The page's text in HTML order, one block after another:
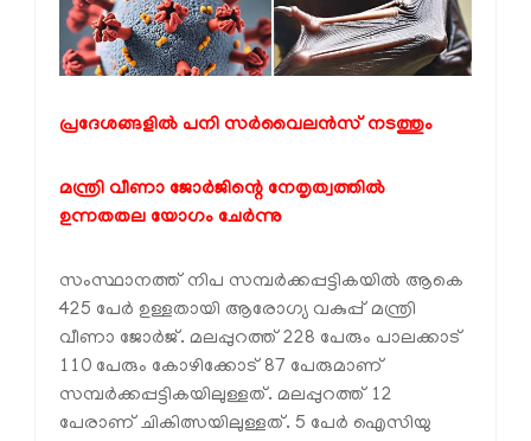
പ്രദേശങ്ങളിൽ പനി സർവൈലൻസ് നടത്തും
മന്ത്രി വീണാ ജോർജിന്റെ നേതൃത്വത്തിൽ
ഉന്നതതല യോഗം ചേർന്നു
സംസ്ഥാനത്ത് നിപ സമ്പർക്കപ്പട്ടികയിൽ ആകെ
425 പേർ ഉള്ളതായി ആരോഗ്യ വകുപ്പ് മന്ത്രി
വീണാ ജോർജ്. മലപ്പുറത്ത് 228 പേരും പാലക്കാട്
110 പേരും കോഴിക്കോട് 87 പേരുമാണ്
സമ്പർക്കപ്പട്ടികയിലുള്ളത്. മലപ്പുറത്ത് 12
പേരാണ് ചികിത്സയിലുള്ളത്. 5 പേർ ഐസിയു